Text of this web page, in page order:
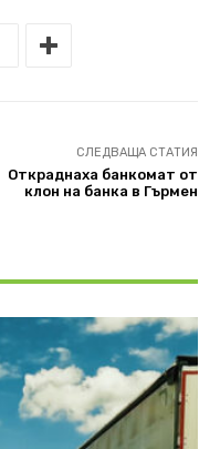
СЛЕДВАЩА СТАТИЯ
Откраднаха банкомат от
клон на банка в Гърмен